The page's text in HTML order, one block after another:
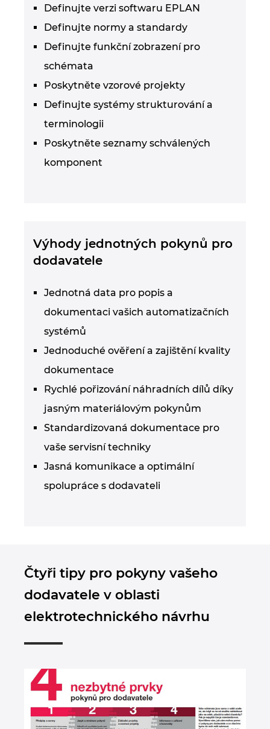
Definujte verzi softwaru EPLAN
Definujte normy a standardy
Definujte funkční zobrazení pro
schémata
Poskytněte vzorové projekty
Definujte systémy strukturování a
terminologii
Poskytněte seznamy schválených
komponent
Výhody jednotných pokynů pro
dodavatele
Jednotná data pro popis a
dokumentaci vašich automatizačních
systémů
Jednoduché ověření a zajištění kvality
dokumentace
Rychlé pořizování náhradních dílů díky
jasným materiálovým pokynům
Standardizovaná dokumentace pro
vaše servisní techniky
Jasná komunikace a optimální
spolupráce s dodavateli
Čtyři tipy pro pokyny vašeho
dodavatele v oblasti
elektrotechnického návrhu